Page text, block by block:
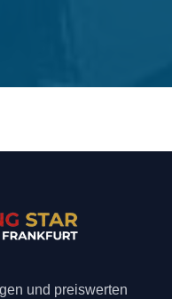
und preiswerten